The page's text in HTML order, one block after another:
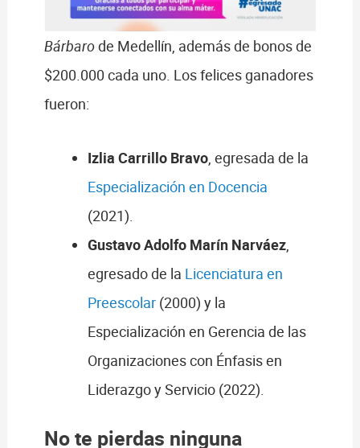
Bárbarode Medellín, además de bonos de
$200.000 cada uno. Los felices ganadores
fueron:
Izlia Carrillo Bravo, egresada de la
Especialización en Docencia
(2021).
Gustavo Adolfo Marín Narváez,
egresado de la Licenciatura en
Preescolar (2000) y la
Especialización en Gerencia de las
Organizaciones con Énfasis en
Liderazgo y Servicio (2022).
No te pierdas ninguna